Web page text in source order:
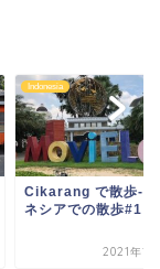
Indonesia
Cikarang で散歩-イ
ネシアでの散歩#1
2021年1